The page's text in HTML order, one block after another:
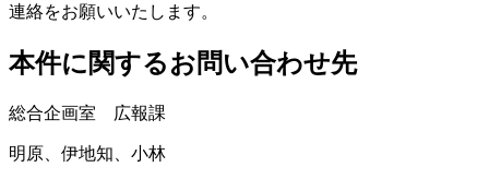
連絡をお願いいたします。
本件に関するお問い合わせ先
総合企画室 広報課
明原、伊地知、小林